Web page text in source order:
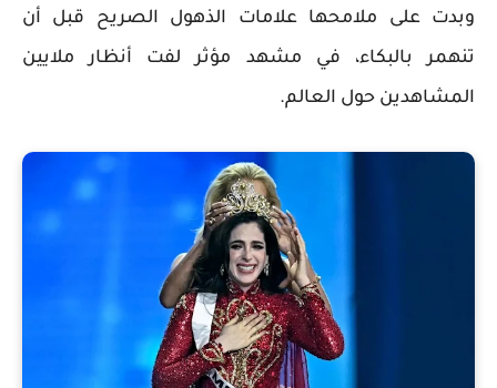
وبدت على ملامحها علامات الذهول الصريح قبل أن
تنهمر بالبكاء، في مشهد مؤثر لفت أنظار ملايين
المشاهدين حول العالم.